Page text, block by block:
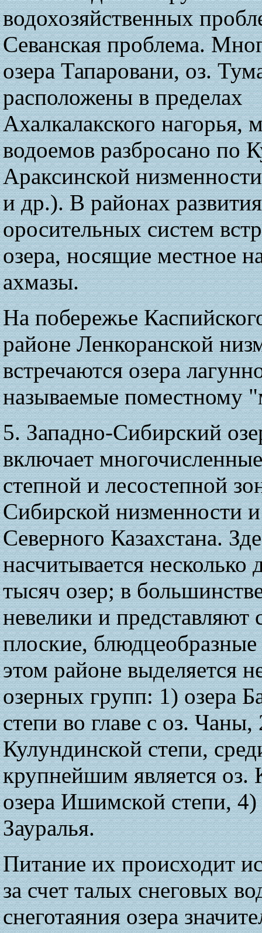
водохозяйственных
Севанская проблема.
озера Тапаровани, оз.
расположены в пределах
Ахалкалакского нагорья,
водоемов разбросано по
Араксинской
и др.). В районах развития
оросительных систем
озера, носящие местное
ахмазы.
На побережье
районе Ленкоранской
встречаются озера
называемые поместному
5. Западно-Сибирский
включает
степной и лесостепной
Сибирской низменности
Северного Казахстана.
насчитывается несколько
тысяч озер; в
невелики и представляют
плоские,
этом районе выделяется
озерных групп: 1) озера
степи во главе с оз. Чаны,
Кулундинской степи,
крупнейшим является оз.
озера Ишимской степи, 4)
Зауралья.
Питание их происходит
за счет талых снеговых
снеготаяния озера